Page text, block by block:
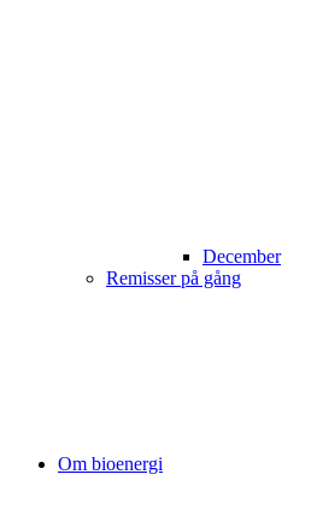
December
Remisser på gång
Om bioenergi